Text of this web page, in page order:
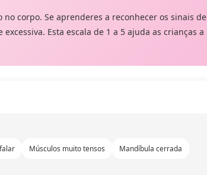
corpo. Se aprenderes a reconhecer os sinais de
excessiva. Esta escala de 1 a 5 ajuda as crianças a
Músculos muito tensos Mandíbula cerrada